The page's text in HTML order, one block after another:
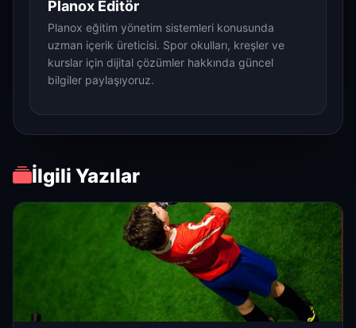
Planox Editör
Planox eğitim yönetim sistemleri konusunda
uzman içerik üreticisi. Spor okulları, kreşler ve
kurslar için dijital çözümler hakkında güncel
bilgiler paylaşıyoruz.
İlgili Yazılar